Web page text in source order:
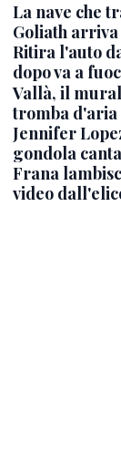
La nave che
Goliath
Ritira l'auto
dopo va a
Vallà, il
tromba d'aria
Jennifer
gondola
Frana
video